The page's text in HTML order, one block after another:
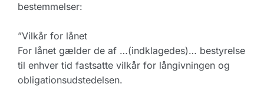
bestemmelser:
”Vilkår for lånet
For lånet gælder de af …(indklagedes)… bestyrelse
til enhver tid fastsatte vilkår for långivningen og
obligationsudstedelsen.